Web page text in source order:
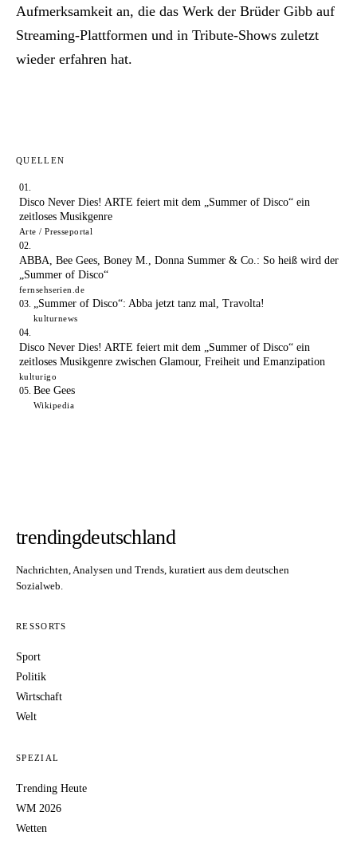
Aufmerksamkeit an, die das Werk der Brüder Gibb auf
Streaming-Plattformen und in Tribute-Shows zuletzt
wieder erfahren hat.
QUELLEN
Disco Never Dies! ARTE feiert mit dem „Summer of Disco“ ein
zeitloses Musikgenre
Arte / Presseportal
ABBA, Bee Gees, Boney M., Donna Summer & Co.: So heiß wird der
„Summer of Disco“
fernsehserien.de
„Summer of Disco“: Abba jetzt tanz mal, Travolta!
kulturnews
Disco Never Dies! ARTE feiert mit dem „Summer of Disco“ ein
zeitloses Musikgenre zwischen Glamour, Freiheit und Emanzipation
kulturigo
Bee Gees
Wikipedia
trendingdeutschland
Nachrichten, Analysen und Trends, kuratiert aus dem deutschen
Sozialweb.
RESSORTS
Sport
Politik
Wirtschaft
Welt
SPEZIAL
Trending Heute
WM 2026
Wetten